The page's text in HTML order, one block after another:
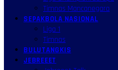
Timnas Mancanegara
SEPAKBOLA NASIONAL
Liga 1
Timnas
BULUTANGKIS
JEBREEET